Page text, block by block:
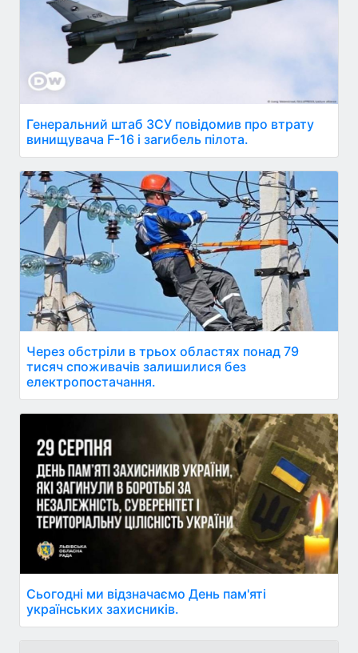
Генеральний штаб ЗСУ повідомив про втрату
винищувача F-16 і загибель пілота.
Через обстріли в трьох областях понад 79
тисяч споживачів залишилися без
електропостачання.
Сьогодні ми відзначаємо День пам'яті
українських захисників.